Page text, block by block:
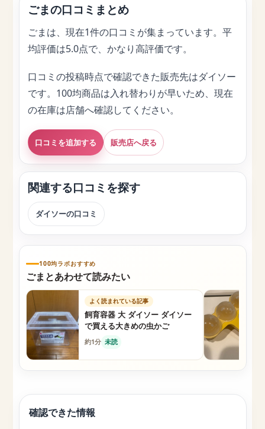
ごまの口コミまとめ
ごまは、現在1件の口コミが集まっています。平
均評価は5.0点で、かなり高評価です。
口コミの投稿時点で確認できた販売先はダイソー
です。100均商品は入れ替わりが早いため、現在
の在庫は店舗へ確認してください。
口コミを追加する 販売店へ戻る
関連する口コミを探す
ダイソーの口コミ
100均ラボおすすめ
ごまとあわせて読みたい
よく読まれている記事
飼育容器 大 ダイソー ダイソー
で買える大きめの虫かご
約1分 未読
確認できた情報